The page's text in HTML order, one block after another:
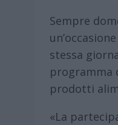
Sempre
stessa
programma
prodotti
«La